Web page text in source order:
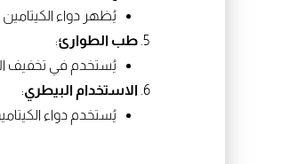
يُظهر دواء
طب الطوارئ:
يُستخدم في تخفيف
الاستخدام البيطري:
يُستخدم دواء